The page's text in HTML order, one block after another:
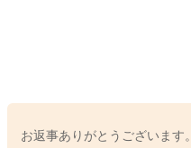
お返事ありがとうございます。